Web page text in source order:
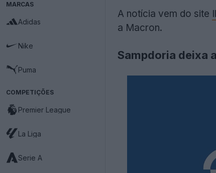
MARCAS
Adidas
Nike
Puma
COMPETIÇÕES
Premier League
La Liga
Serie A
A notícia vem do site
a Macron.
Sampdoria deixa